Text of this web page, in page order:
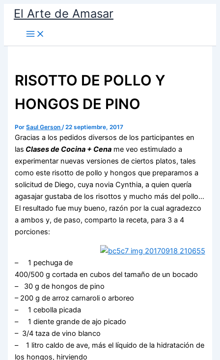
contenido
El Arte de Amasar
RISOTTO DE POLLO Y
HONGOS DE PINO
PorSaul Gerson/22 septiembre, 2017
Gracias a los pedidos diversos de los participantes en
las Clases de Cocina + Cena me veo estimulado a
experimentar nuevas versiones de ciertos platos, tales
como este risotto de pollo y hongos que preparamos a
solicitud de Diego, cuya novia Cynthia, a quien quería
agasajar gustaba de los risottos y mucho más del pollo…
El resultado fue muy bueno, razón por la cual agradezco
a ambos y, de paso, comparto la receta, para 3 a 4
porciones:
– 1 pechuga de
400/500 g cortada en cubos del tamaño de un bocado
– 30 g de hongos de pino
– 200 g de arroz carnaroli o arboreo
– 1 cebolla picada
– 1 diente grande de ajo picado
– 3/4 taza de vino blanco
– 1 litro caldo de ave, más el líquido de la hidratación de
los hongos, hirviendo